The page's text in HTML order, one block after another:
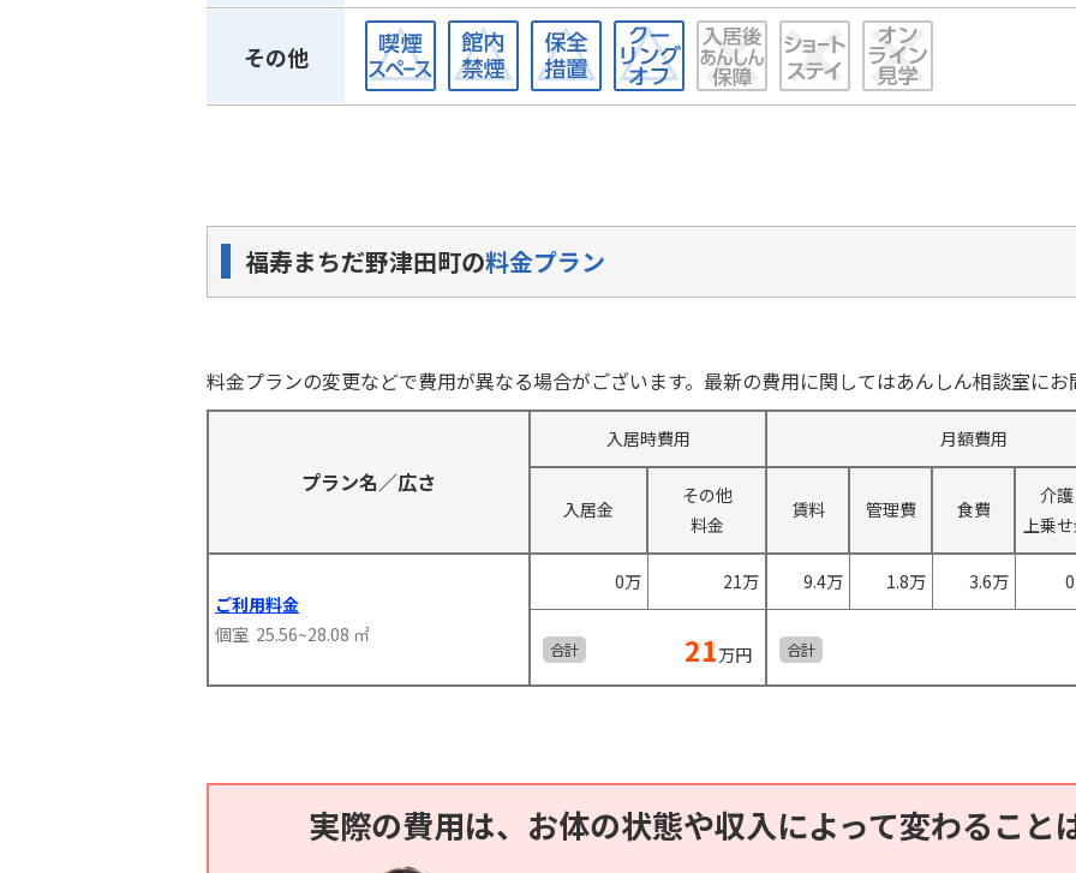
その他
福寿まちだ野津田町の料金プラン
料金プランの変更などで費用が異なる場合がございます。最新の費用に関してはあんしん相談室に
プラン名／広さ
入居時費用 月額費用
入居金
その他
料金
賃料 管理費 食費
介護
上乗
ご利用料金
個室 25.56~28.08 ㎡
0万 21万 9.4万 1.8万 3.6万
合計 21万円 合計
実際の費用は、お体の状態や収入によって変わること